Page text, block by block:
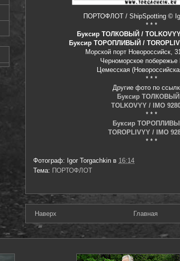
ПОРТОФЛОТ / ShipSpotting ©
* * *
Буксир ТОЛКОВЫЙ / TOLKOVYY
Буксир ТОРОПЛИВЫЙ /
Морской порт Новороссийск,
Черноморское побережье
Цемесская
* * *
Другие фото по
Буксир
TOLKOVYY / IMO
* * *
Буксир
TOROPLIVYY / IMO
* * *
Фотограф: Igor Torgachkin в 16:14
Тема: ПОРТОФЛОТ
Наверх Главная